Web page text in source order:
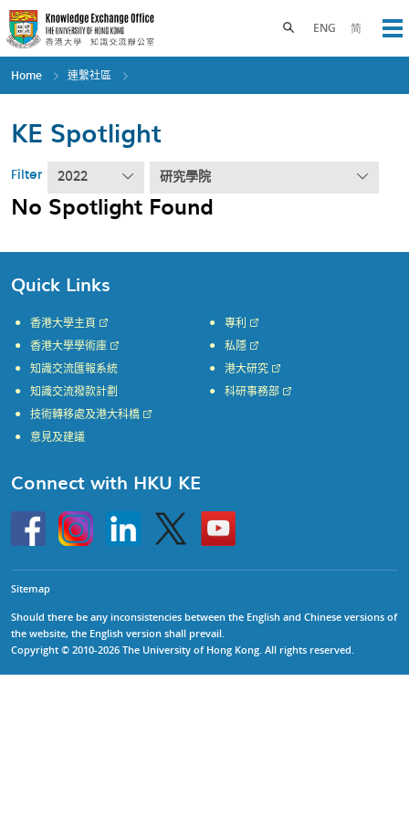
Skip
to
main
content
ENG 简
Toggle search panel
Home 連繫社區
KE Spotlight
Filter 2022 研究學院
No Spotlight Found
Quick Links
香港大學主頁
香港大學學術庫
知識交流匯報系統
知識交流撥款計劃
專利
私隱
港大研究
科研事務部
技術轉移處及港大科橋
意見及建議
Connect with HKU KE
HKU
InstagramLinkedin Twitter
Go
to
HKU
Sitemap
Should there be any inconsistencies between the English and Chinese versions of
the website, the English version shall prevail.
Copyright © 2010-2026 The University of Hong Kong. All rights reserved.